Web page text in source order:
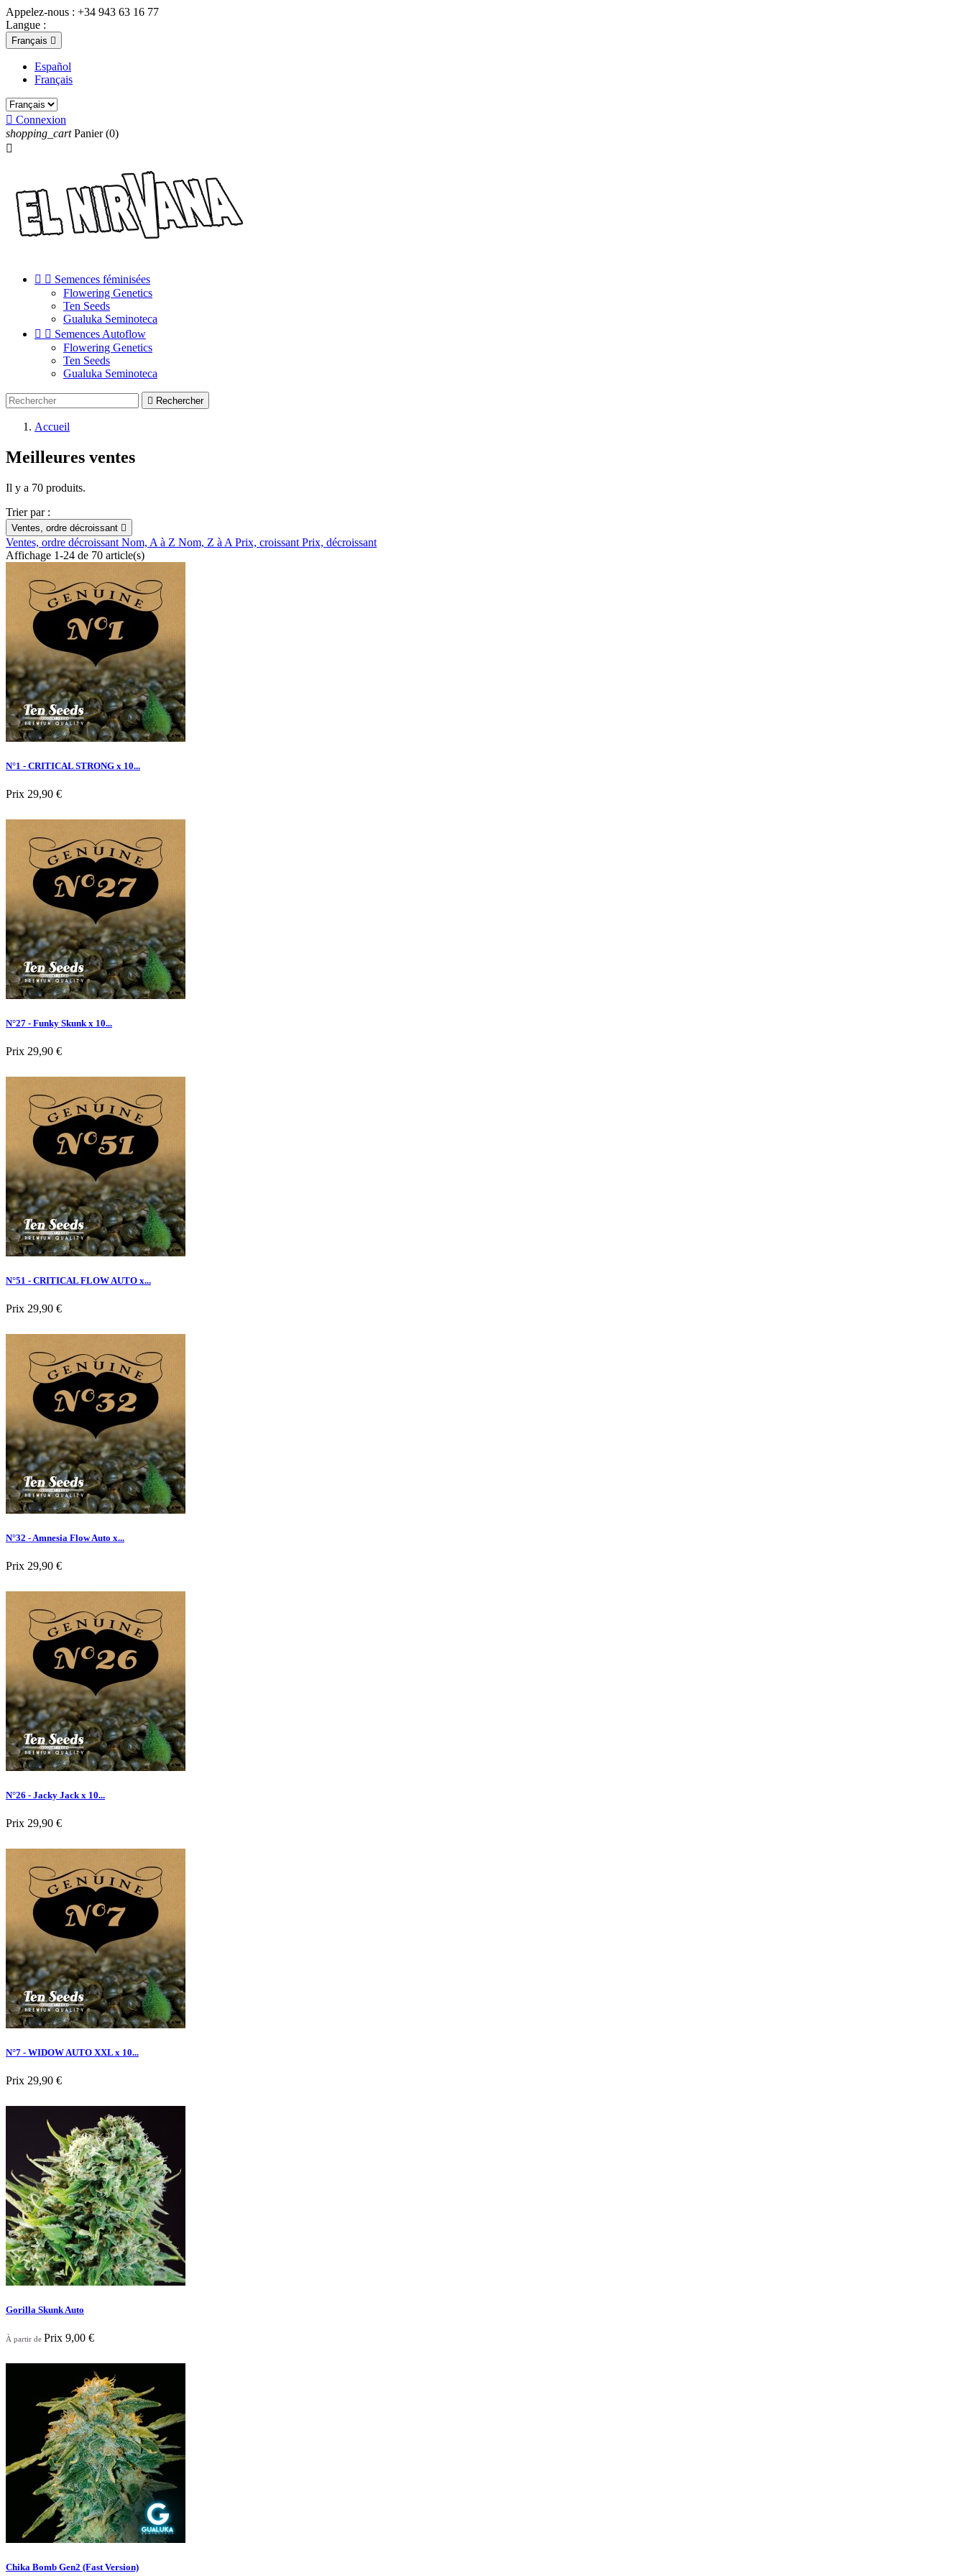
Appelez-nous : +34 943 63 16 77
Langue :
Français 
Español
Français
 Connexion
shopping_cart Panier (0)

  Semences féminisées
Flowering Genetics
Ten Seeds
Gualuka Seminoteca
  Semences Autoflow
Flowering Genetics
Ten Seeds
Gualuka Seminoteca
 Rechercher
Accueil
Meilleures ventes
Il y a 70 produits.
Trier par :
Ventes, ordre décroissant 
Ventes, ordre décroissant Nom, A à Z Nom, Z à A Prix, croissant Prix, décroissant
Affichage 1-24 de 70 article(s)
N°1 - CRITICAL STRONG x 10...
Prix 29,90 €
Aperçu rapide
N°27 - Funky Skunk x 10...
Prix 29,90 €
Aperçu rapide
N°51 - CRITICAL FLOW AUTO x...
Prix 29,90 €
Aperçu rapide
N°32 - Amnesia Flow Auto x...
Prix 29,90 €
Aperçu rapide
N°26 - Jacky Jack x 10...
Prix 29,90 €
Aperçu rapide
N°7 - WIDOW AUTO XXL x 10...
Prix 29,90 €
Aperçu rapide
Gorilla Skunk Auto
À partir de Prix 9,00 €
Aperçu rapide
Chika Bomb Gen2 (Fast Version)